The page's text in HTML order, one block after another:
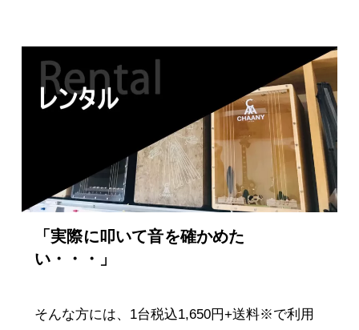
「実際に叩いて音を確かめた
い・・・」
そんな方には、1台税込1,650円+送料※で利用